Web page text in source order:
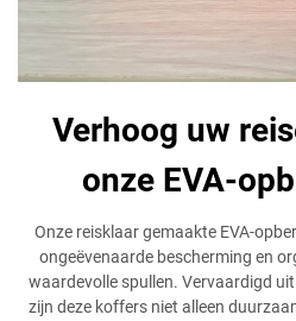
Verhoog uw
onze EVA-
Onze reisklaar gemaakte EVA-
ongeëvenaarde bescherming en
waardevolle spullen. Vervaardigd
zijn deze koffers niet alleen